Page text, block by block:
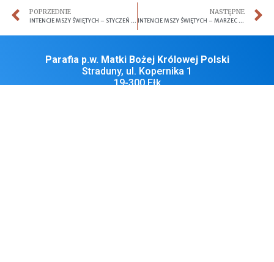
POPRZEDNIE
INTENCJE MSZY ŚWIĘTYCH – STYCZEŃ 2024
NASTĘPNE
INTENCJE MSZY ŚWIĘTYCH – MARZEC 2024
Parafia p.w. Matki Bożej Królowej Polski
Straduny, ul. Kopernika 1
19-300 Ełk